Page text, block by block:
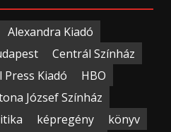
Alexandra Kiadó
Centrál Színház
Press Kiadó
HBO
József Színház
képregény
könyv